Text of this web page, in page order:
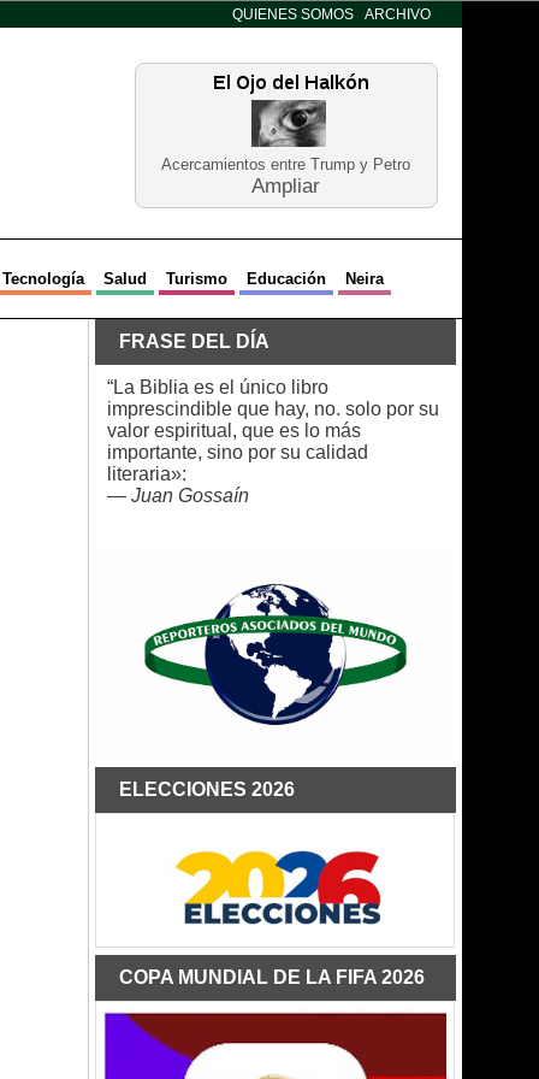
QUIENES SOMOS ARCHIVO
Acercamientos entre Trump y Petro
Ampliar
Tecnología Salud Turismo Educación Neira
FRASE DEL DÍA
“La Biblia es el único libro
imprescindible que hay, no. solo por su
valor espiritual, que es lo más
importante, sino por su calidad
literaria»:
— Juan Gossaín
ELECCIONES 2026
COPA MUNDIAL DE LA FIFA 2026